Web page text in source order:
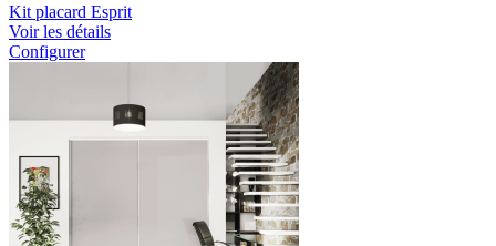
Kit placard Esprit
Voir les détails
Configurer